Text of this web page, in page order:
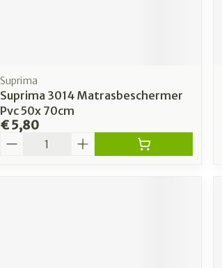
Suprima
Suprima 3014 Matrasbeschermer
Pvc 50x 70cm
€ 5,80